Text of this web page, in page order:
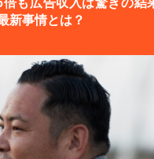
新事情とは？